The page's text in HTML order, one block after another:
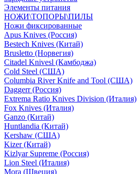
Элементы питания
НОЖИ\ТОПОРЫ\ПИЛЫ
Ножи фиксированные
Apus Knives (Россия)
Bestech Knives (Китай)
Brusletto (Норвегия)
Citadel Knivesl (Камбоджа)
Cold Steel (США)
Columbia River Knife and Tool (США)
Daggerr (Россия)
Extrema Ratio Knives Division (Италия)
Fox Knives (Италия)
Ganzo (Китай)
Huntlandia (Китай)
Kershaw (США)
Kizer (Китай)
Kizlyar Supreme (Россия)
Lion Steel (Италия)
Mora (Швеция)